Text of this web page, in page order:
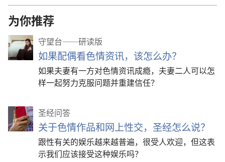
为你推荐
守望台——研读版
如果配偶看色情资讯，该怎么办？
如果夫妻有一方对色情资讯成瘾，夫妻二人可以怎
样一起努力克服问题并重建信任？
圣经问答
关于色情作品和网上性交，圣经怎么说？
跟性有关的娱乐越来越普遍，很受人欢迎，但这表
示我们应该接受这种娱乐吗？